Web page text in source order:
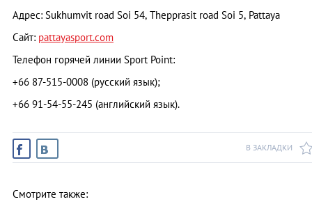
Адрес: Sukhumvit road Soi 54, Thepprasit road Soi 5, Pattaya
Сайт: pattayasport.com
Телефон горячей линии Sport Point:
+66 87-515-0008 (русский язык);
+66 91-54-55-245 (английский язык).
В ЗАКЛАДКИ
Смотрите также: